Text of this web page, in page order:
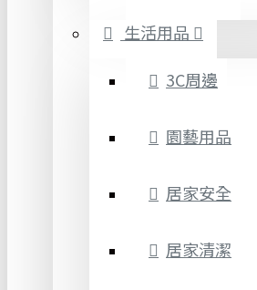
生活用品
3C周邊
園藝用品
居家安全
居家清潔